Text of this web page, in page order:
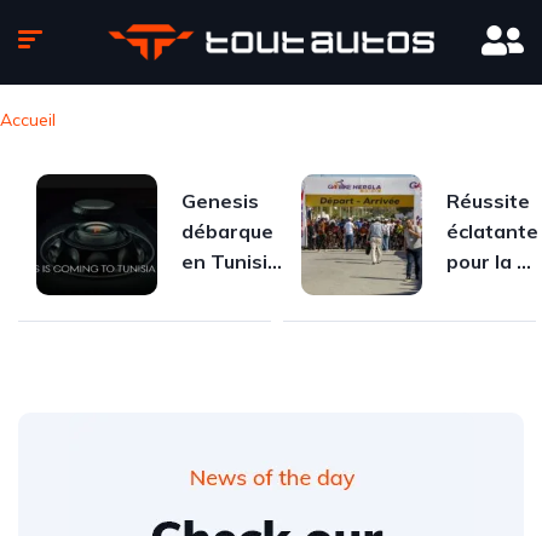
Accueil
Genesis
débarque
en Tunisie
au cœur de
automobile
Réussite
éclatante
pour la 5e
GATBIKE